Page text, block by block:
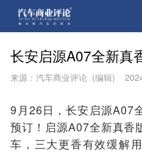
长安启源A07全新真
来源：汽车商业评论 (编辑)
9月26日，长安启源A07
预订 ！启源A07全新真
车，三大更香有效缓解